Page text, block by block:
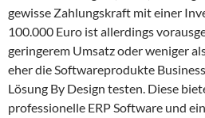
gewisse Zahlungskraft mit einer
100.000 Euro ist allerdings
geringerem Umsatz oder weniger
eher die Softwareprodukte
Lösung By Design testen. Diese
professionelle ERP Software und